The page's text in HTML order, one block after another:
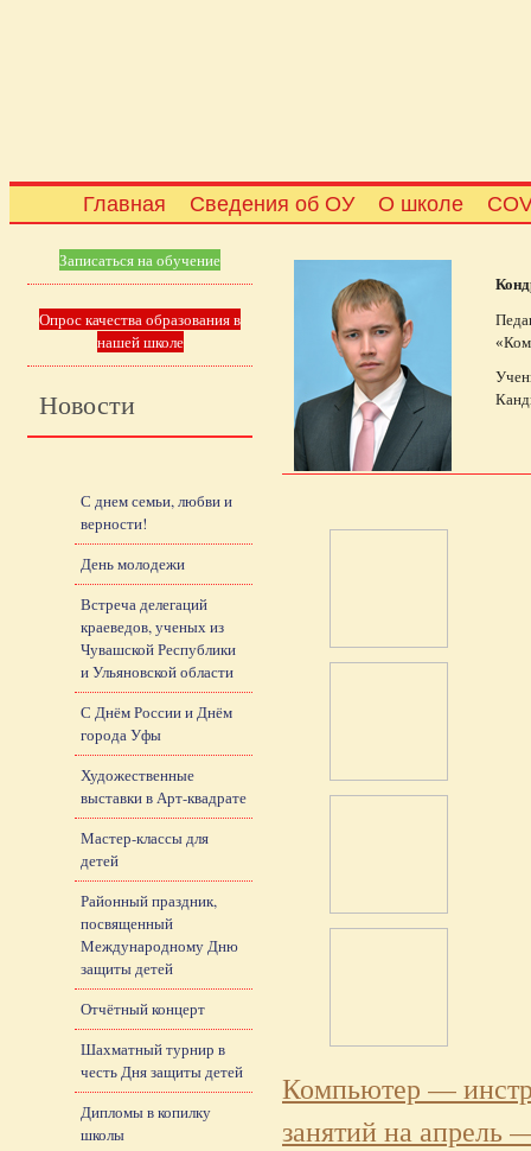
Главная Сведения об ОУ О школе
Компьютер —
занятий на апрель
Записаться на обучение
Опрос качества образования в
нашей школе
Новости
С днем семьи, любви и
верности!
День молодежи
Встреча делегаций
краеведов, ученых из
Чувашской Республики
и Ульяновской области
С Днём России и Днём
города Уфы
Художественные
выставки в Арт-квадрате
Мастер-классы для
детей
Районный праздник,
посвященный
Международному Дню
защиты детей
Отчётный концерт
Шахматный турнир в
честь Дня защиты детей
Дипломы в копилку
школы